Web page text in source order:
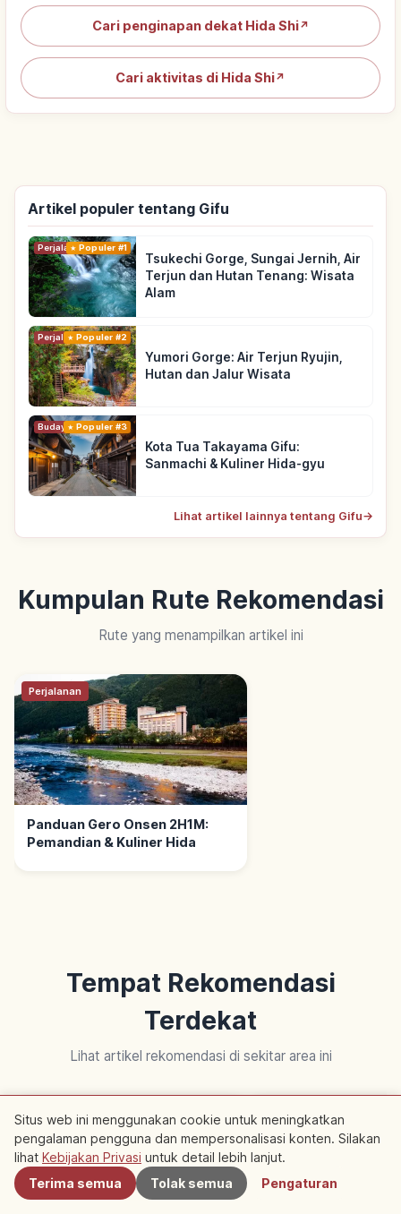
Cari penginapan dekat Hida Shi↗
Cari aktivitas di Hida Shi↗
Artikel populer tentang Gifu
PerjalananPopuler #1
Tsukechi Gorge, Sungai Jernih, Air
Terjun dan Hutan Tenang: Wisata
Alam
PerjalananPopuler #2
Yumori Gorge: Air Terjun Ryujin,
Hutan dan Jalur Wisata
Budaya Tradisional
Populer #3
Kota Tua Takayama Gifu:
Sanmachi & Kuliner Hida-gyu
Lihat artikel lainnya tentang Gifu→
Kumpulan Rute Rekomendasi
Rute yang menampilkan artikel ini
Perjalanan
Panduan Gero Onsen 2H1M:
Pemandian & Kuliner Hida
Tempat Rekomendasi
Terdekat
Lihat artikel rekomendasi di sekitar area ini
Budaya Tradisional Kehidupan
Terdekat
Situs web ini menggunakan cookie untuk meningkatkan
pengalaman pengguna dan mempersonalisasi konten. Silakan
lihat Kebijakan Privasi untuk detail lebih lanjut.
Terima semua
Tolak semua Pengaturan